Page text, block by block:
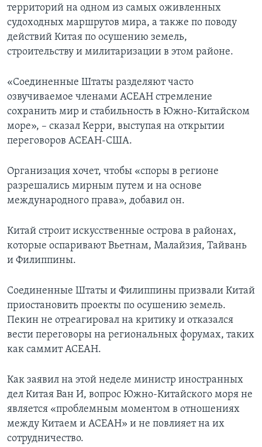
территорий на одном из самых оживленных
судоходных маршрутов мира, а также по поводу
действий Китая по осушению земель,
строительству и милитаризации в этом районе.
«Соединенные Штаты разделяют часто
озвучиваемое членами АСЕАН стремление
сохранить мир и стабильность в Южно-Китайском
море», – сказал Керри, выступая на открытии
переговоров АСЕАН-США.
Организация хочет, чтобы «споры в регионе
разрешались мирным путем и на основе
международного права», добавил он.
Китай строит искусственные острова в районах,
которые оспаривают Вьетнам, Малайзия, Тайвань
и Филиппины.
Соединенные Штаты и Филиппины призвали Китай
приостановить проекты по осушению земель.
Пекин не отреагировал на критику и отказался
вести переговоры на региональных форумах, таких
как саммит АСЕАН.
Как заявил на этой неделе министр иностранных
дел Китая Ван И, вопрос Южно-Китайского моря не
является «проблемным моментом в отношениях
между Китаем и АСЕАН» и не повлияет на их
сотрудничество.